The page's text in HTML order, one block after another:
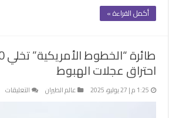
أكمل القراءة »
احتراق عجلات الهبوط
1:25 م | 27 يوليو، 2025 عالم الطيران التعليقات